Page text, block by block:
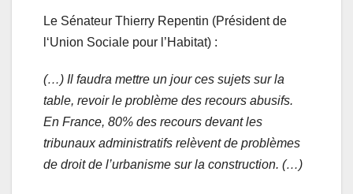
Le Sénateur Thierry Repentin (Président de
l‘Union Sociale pour l’Habitat) :
(…) Il faudra mettre un jour ces sujets sur la
table, revoir le problème des recours abusifs.
En France, 80% des recours devant les
tribunaux administratifs relèvent de problèmes
de droit de l’urbanisme sur la construction. (…)